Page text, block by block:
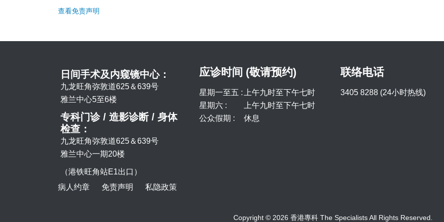
查看免责声明
日间手术及内窥镜中心：
九龙旺角弥敦道625＆639号
雅兰中心5至6楼
专科门诊 / 造影诊断 / 身体
检查：
九龙旺角弥敦道625＆639号
雅兰中心一期20楼
（港铁旺角站E1出口）
应诊时间 (敬请预约)
星期一至五 :上午九时至下午七时
星期六 :
上午九时至下午七时
公众假期 :
休息
联络电话
3405 8288 (24小时热线)
病人约章 免责声明 私隐政策
Copyright © 2026 香港專科 The Specialists All Rights Reserved.